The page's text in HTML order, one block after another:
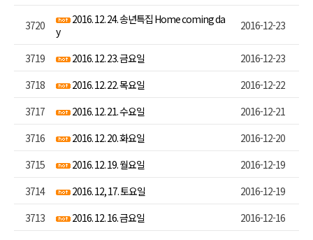
3720
2016. 12. 24. 송년특집 Home coming da
y
2016-12-23
3719 2016. 12. 23. 금요일
2016-12-23
3718
2016. 12. 22. 목요일
2016-12-22
3717
2016. 12. 21. 수요일
2016-12-21
3716
2016. 12. 20. 화요일
2016-12-20
3715
2016. 12. 19. 월요일
2016-12-19
3714
2016. 12, 17. 토요일
2016-12-19
3713
2016. 12. 16. 금요일
2016-12-16